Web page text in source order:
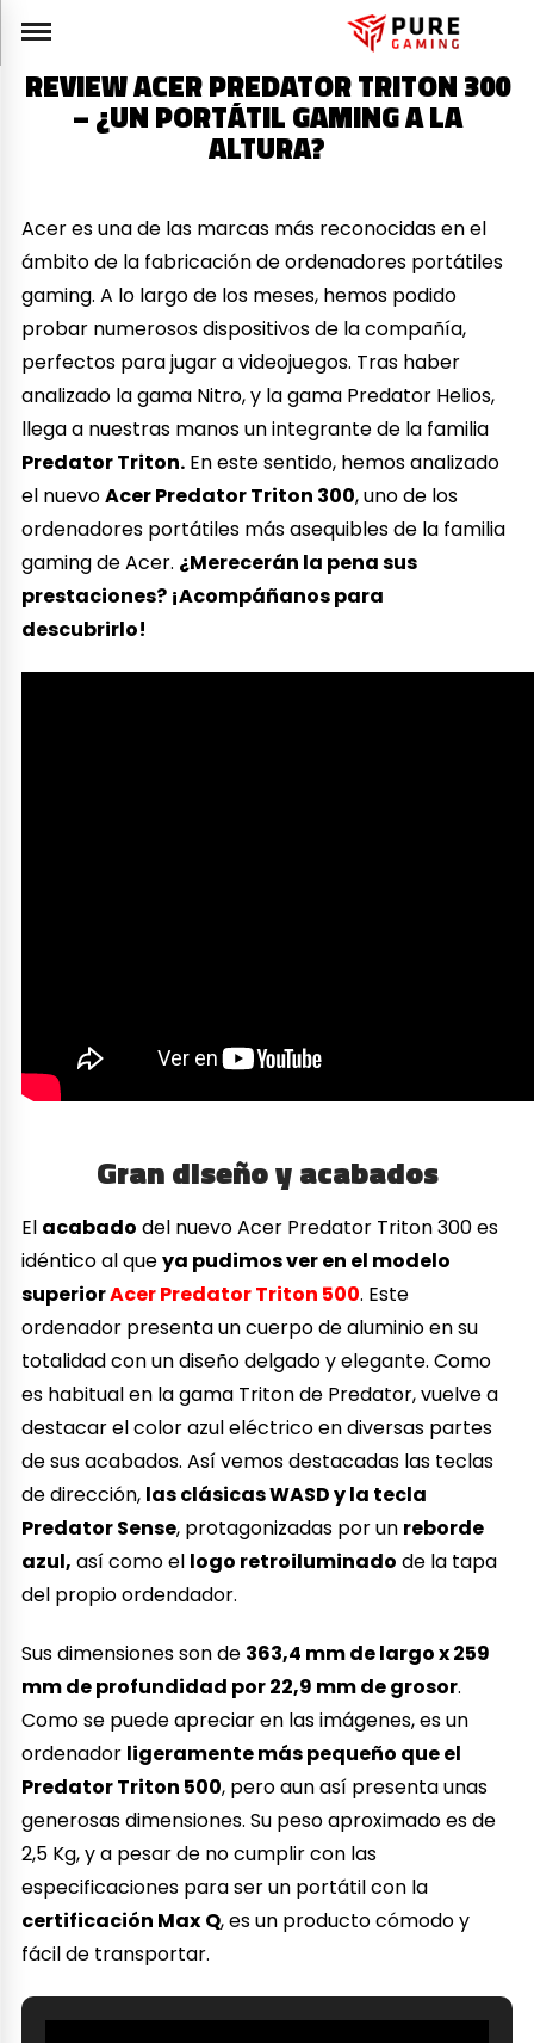
REVIEW ACER PREDATOR TRITON 300
– ¿UN PORTÁTIL GAMING A LA
ALTURA?
Acer es una de las marcas más reconocidas en el
ámbito de la fabricación de ordenadores portátiles
gaming. A lo largo de los meses, hemos podido
probar numerosos dispositivos de la compañía,
perfectos para jugar a videojuegos. Tras haber
analizado la gama Nitro, y la gama Predator Helios,
llega a nuestras manos un integrante de la familia
Predator Triton. En este sentido, hemos analizado
el nuevoAcer Predator Triton 300, uno de los
ordenadores portátiles más asequibles de la familia
gaming de Acer. ¿Merecerán la pena sus
prestaciones? ¡Acompáñanos para
descubrirlo!
Gran diseño y acabados
El acabado del nuevo Acer Predator Triton 300 es
idéntico al queya pudimos ver en el modelo
superiorAcer Predator Triton 500. Este
ordenador presenta un cuerpo de aluminio en su
totalidad con un diseño delgado y elegante. Como
es habitual en la gama Triton de Predator, vuelve a
destacar el color azul eléctrico en diversas partes
de sus acabados. Así vemos destacadas las teclas
de dirección, las clásicas WASD y la tecla
Predator Sense, protagonizadas por un reborde
azul, así como el logo retroiluminado de la tapa
del propio ordendador.
Sus dimensiones son de 363,4 mm de largo x 259
mm de profundidad por 22,9 mm de grosor.
Como se puede apreciar en las imágenes, es un
ordenador ligeramente más pequeño que el
Predator Triton 500, pero aun así presenta unas
generosas dimensiones. Su peso aproximado es de
2,5 Kg, y a pesar de no cumplir con las
especificaciones para ser un portátil con la
certificación Max Q, es un producto cómodo y
fácil de transportar.